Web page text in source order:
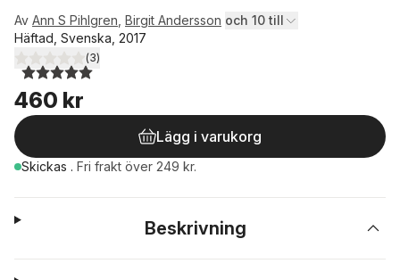
Av Ann S Pihlgren Birgit Andersson och 10 till
Häftad, Svenska, 2017
5,0utav 5 stjärnor. Totalt antal röster:
(3)
460 kr
Lägg i varukorg
Skickas . Fri frakt över 249 kr.
Beskrivning